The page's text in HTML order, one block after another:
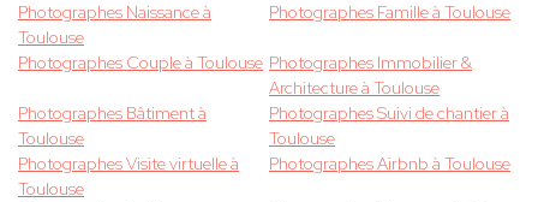
Photographes Naissance à
Toulouse
Photographes Famille à Toulouse
Photographes Couple à Toulouse Photographes Immobilier &
Architecture à Toulouse
Photographes Bâtiment à
Toulouse
Photographes Suivi de chantier à
Toulouse
Photographes Visite virtuelle à
Toulouse
Photographes Airbnb à Toulouse